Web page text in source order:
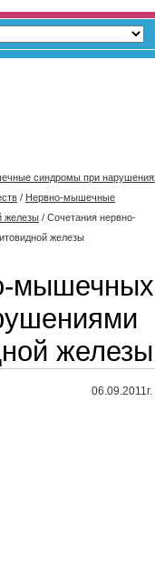
синдромы при
/ Нервно-мышечные
железы / Сочетания нервно-
железы
мышечных
железы
06.09.2011г.